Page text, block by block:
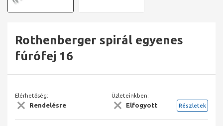
Rothenberger spirál egyenes
fúrófej 16
Elérhetőség:
Rendelésre
Üzleteinkben:
Elfogyott Részletek